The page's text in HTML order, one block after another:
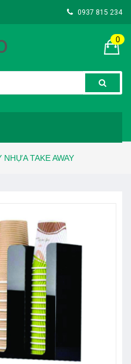
0937 815 234
0
TAKE AWAY